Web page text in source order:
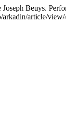
Beuys.
arkadin/article/